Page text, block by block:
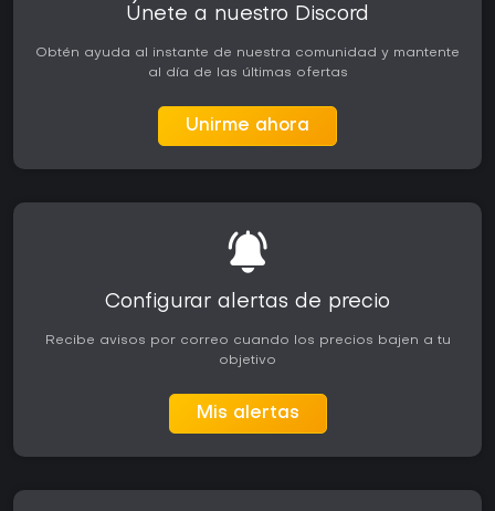
Únete a nuestro Discord
Obtén ayuda al instante de nuestra comunidad y mantente
al día de las últimas ofertas
Unirme ahora
Configurar alertas de precio
Recibe avisos por correo cuando los precios bajen a tu
objetivo
Mis alertas